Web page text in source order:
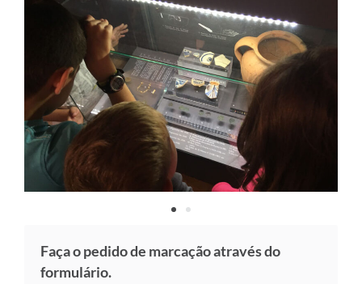
Faça o pedido de marcação através do
formulário.